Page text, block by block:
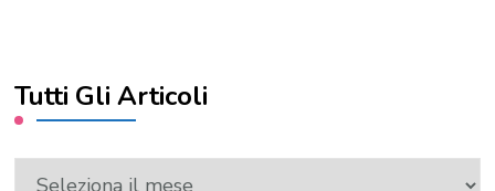
Tutti Gli Articoli
Tutti